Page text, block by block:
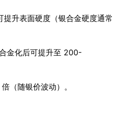
升表面硬度（银合金硬度通常
金化后可提升至 200-
（随银价波动）。